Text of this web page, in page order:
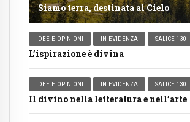
Siamo terra, destinata al Cielo
IDEE E OPINIONI IN EVIDENZA SALICE 130
L’ispirazione è divina
IDEE E OPINIONI IN EVIDENZA SALICE 130
Il divino nella letteratura e nell’arte